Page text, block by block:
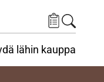
lähin kauppa